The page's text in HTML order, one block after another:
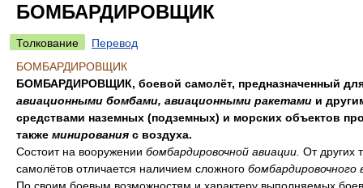
БОМБАРДИРОВЩИК
Толкование
Перевод
БОМБАРДИРОВЩИК
БОМБАРДИРОВЩИК, боевой самолёт, предназначенный
авиационными бомбами, авиационными ракетами и
средствами наземных (подземных) и морских объектов
также минирования с воздуха.
Состоит на вооружении бомбардировочной авиации. От других
самолётов отличается наличием сложного бомбардировочного